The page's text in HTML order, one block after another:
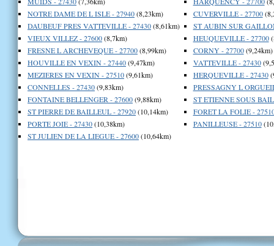
NOTRE DAME DE L ISLE - 27940(8,23km)
DAUBEUF PRES VATTEVILLE - 27430(8,61km)
VIEUX VILLEZ - 27600(8,7km)
FRESNE L ARCHEVEQUE - 27700(8,99km)
HOUVILLE EN VEXIN - 27440(9,47km)
MEZIERES EN VEXIN - 27510(9,61km)
CONNELLES - 27430(9,83km)
FONTAINE BELLENGER - 27600(9,88km)
ST PIERRE DE BAILLEUL - 27920(10,14km)
PORTE JOIE - 27430(10,38km)
ST JULIEN DE LA LIEGUE - 27600(10,64km)
CUVERVILLE - 27700
ST AUBIN SUR
HEUQUEVILLE - 27700
CORNY - 27700(9,24km)
VATTEVILLE - 27430
HERQUEVILLE - 27430
PRESSAGNY L
ST ETIENNE SOUS
FORET LA FOLIE -
PANILLEUSE - 27510